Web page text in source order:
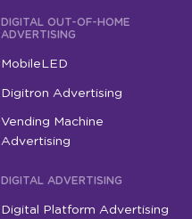
DIGITAL OUT-OF-HOME
ADVERTISING
MobileLED
Digitron Advertising
Vending Machine
Advertising
DIGITAL ADVERTISING
Digital Platform Advertising